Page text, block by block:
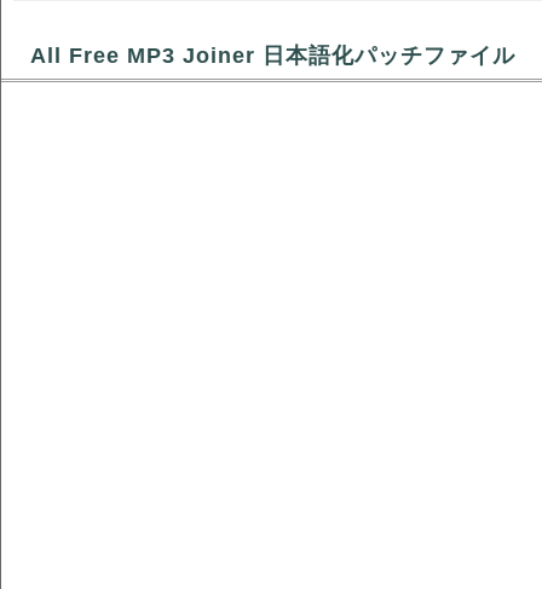
All Free MP3 Joiner 日本語化パッチファイル